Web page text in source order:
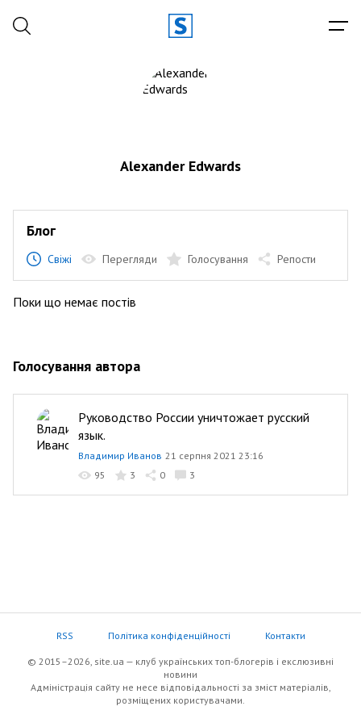
Alexander Edwards
Блог
Свіжі Перегляди Голосування Репости
Поки що немає постів
Голосування автора
Руководство России уничтожает русский
язык.
Владимир Иванов 21 серпня 2021 23:16
95
3 0 3
RSS Політика конфіденційності Контакти
© 2015–2026, site.ua — клуб українських топ-блогерів i екслюзивнi
новини
Адміністрація сайту не несе відповідальності за зміст матеріалів,
розміщених користувачами.